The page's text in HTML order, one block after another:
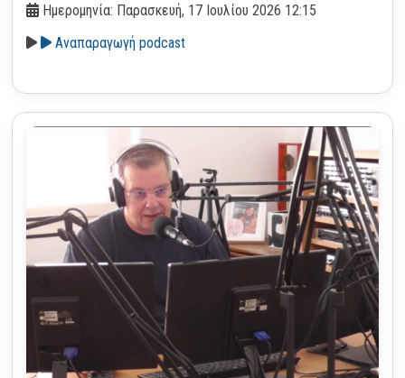
Ημερομηνία: Παρασκευή, 17 Ιουλίου 2026 12:15
Αναπαραγωγή podcast